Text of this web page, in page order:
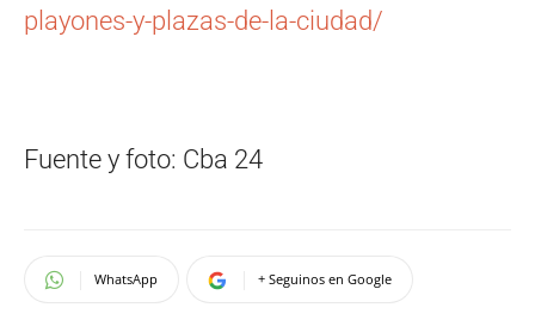
playones-y-plazas-de-la-ciudad/
Fuente y foto: Cba 24
WhatsApp + Seguinos en Google